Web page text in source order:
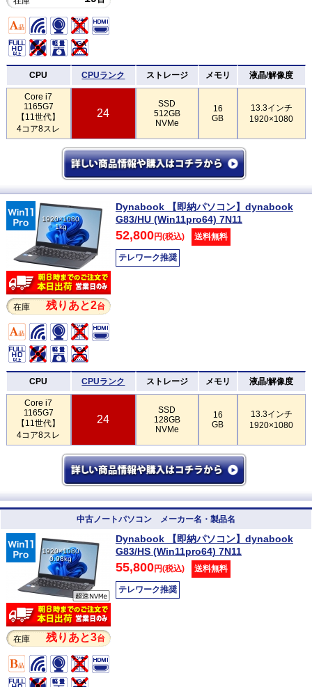
CPU CPUランク ストレージ メモリ 液晶/解像度
Core i7
1165G7
【11世代】
4コア8スレ
24
SSD
512GB
NVMe
16
GB
13.3インチ
1920×1080
1920×1080
1kg
在庫 残りあと2台
Dynabook 【即納パソコン】dynabook
G83/HU (Win11pro64) 7N11
52,800円(税込) 送料無料
テレワーク推奨
CPU CPUランク ストレージ メモリ 液晶/解像度
Core i7
1165G7
【11世代】
4コア8スレ
24
SSD
128GB
NVMe
16
GB
13.3インチ
1920×1080
中古ノートパソコン メーカー名・製品名
1920×1080
0.98kg
在庫 残りあと3台
Dynabook 【即納パソコン】dynabook
G83/HS (Win11pro64) 7N11
55,800円(税込) 送料無料
テレワーク推奨